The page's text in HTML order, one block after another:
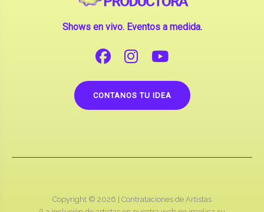
Shows en vivo. Eventos a medida.
CONTANOS TU IDEA
Copyright © 2026 | Contrataciones de Artistas